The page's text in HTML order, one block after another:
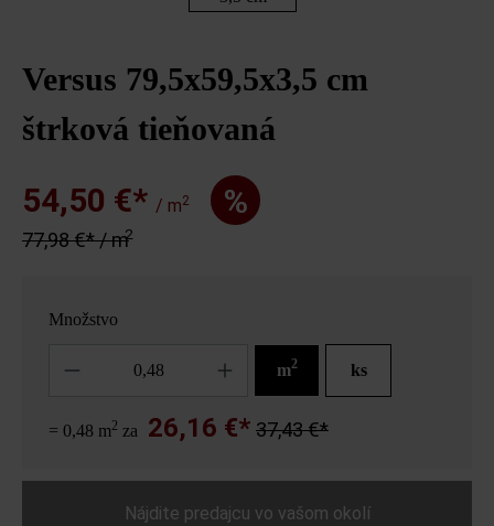
Versus 79,5x59,5x3,5 cm
štrková tieňovaná
54,50 €* / m2 %
77,98 €* / m2
Množstvo
m2 ks
= 0,48 m2 za 26,16 €* 37,43 €*
Nájdite predajcu vo vašom okolí